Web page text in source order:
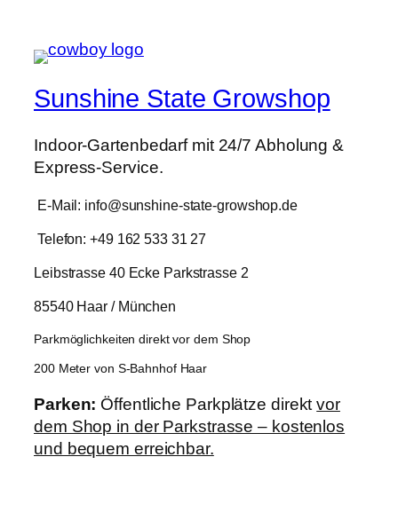
Sunshine State Growshop
Indoor-Gartenbedarf mit 24/7 Abholung &
Express-Service.
E-Mail: info@sunshine-state-growshop.de
Telefon: +49 162 533 31 27
Leibstrasse 40 Ecke Parkstrasse 2
85540 Haar / München
Parkmöglichkeiten direkt vor dem Shop
200 Meter von S-Bahnhof Haar
Parken: Öffentliche Parkplätze direktvor
dem Shop in der Parkstrasse – kostenlos
und bequem erreichbar.